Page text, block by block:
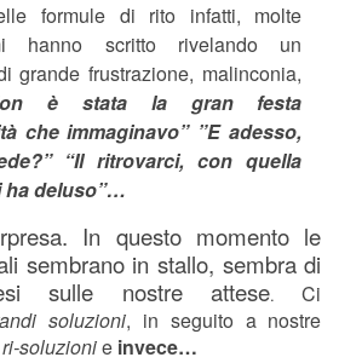
formule di rito infatti, molte
hanno scritto rivelando un
grande frustrazione, malinconia,
è stata la gran festa
che immaginavo” ”E adesso,
“Il ritrovarci, con quella
ha deluso”…
In questo momento le
sembrano in stallo, sembra di
sulle nostre attese.Ci
soluzioni, in seguito a nostre
soluzionie invece…